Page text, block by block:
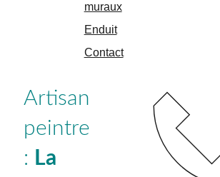
muraux
Enduit
Contact
Artisan
peintre
: La